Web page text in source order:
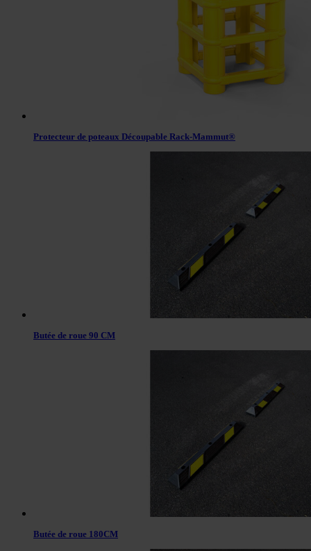
Protecteur de poteaux Découpable Rack-Mammut®
Butée de roue 90 CM
Butée de roue 180CM